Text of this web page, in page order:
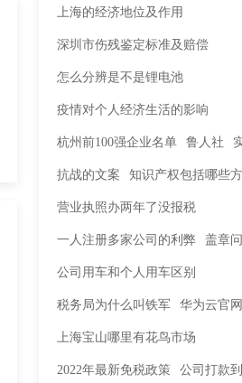
上海的经济地位及作用
深圳市伤残鉴定标准及赔偿
怎么分辨是不是锂电池
疫情对个人经济生活的影响
杭州前100强企业名单 鲁人社
抗战的文案 知识产权包括哪些
营业执照办两年了没报税
一人注册多家公司的利弊 盖章
公司用车和个人用车区别
税务局为什么叫铁军 华为云官网
上海宝山哪里有花鸟市场
2022年最新免税政策 公司打款